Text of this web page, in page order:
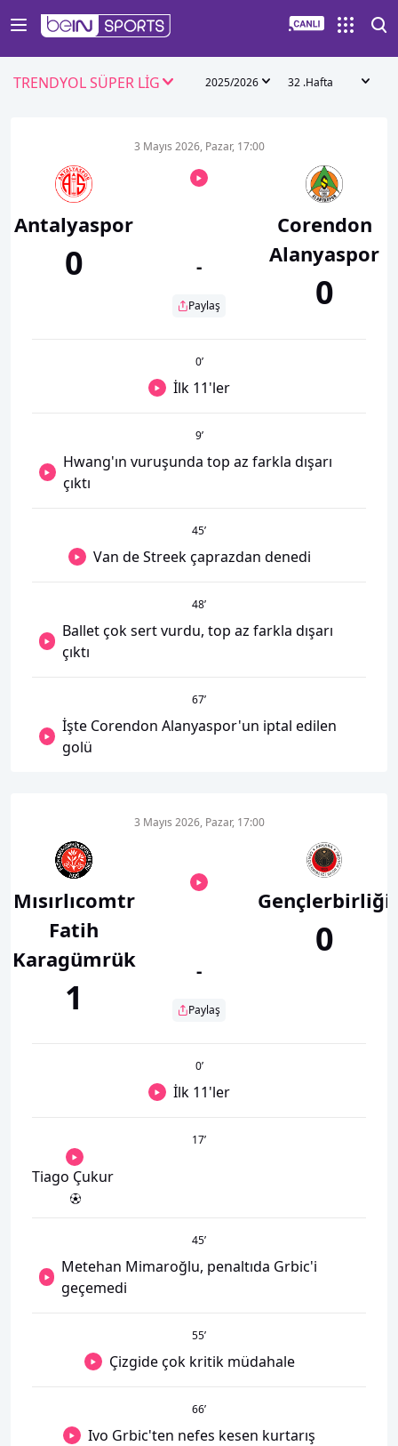
TRENDYOL SÜPER LİG 2025/2026 32 .Hafta
Antalyaspor
0
3 Mayıs 2026, Pazar, 17:00
-
Paylaş
Corendon
Alanyaspor
0
0’
İlk 11'ler
9’
Hwang'ın vuruşunda top az farkla dışarı
çıktı
45’
Van de Streek çaprazdan denedi
48’
Ballet çok sert vurdu, top az farkla dışarı
çıktı
67’
İşte Corendon Alanyaspor'un iptal edilen
golü
Mısırlıcomtr
Fatih
Karagümrük
1
3 Mayıs 2026, Pazar, 17:00
-
Paylaş
Gençlerbirliği
0
0’
İlk 11'ler
17’
Tiago Çukur
45’
Metehan Mimaroğlu, penaltıda Grbic'i
geçemedi
55’
Çizgide çok kritik müdahale
66’
Ivo Grbic'ten nefes kesen kurtarış